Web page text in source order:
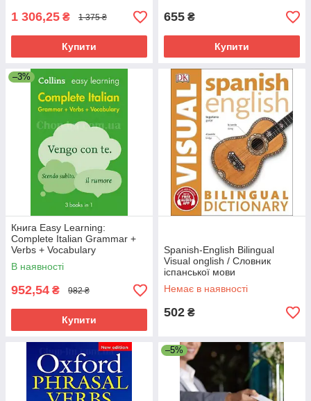
1 306,25 ₴ 1 375 ₴
Купити
655 ₴
Купити
–3%
Книга Easy Learning:
Complete Italian Grammar +
Verbs + Vocabulary
В наявності
952,54 ₴ 982 ₴
Купити
Spanish-English Bilingual
Visual onglish / Словник
іспанської мови
ілюстрований
Немає в наявності
502 ₴
–5%